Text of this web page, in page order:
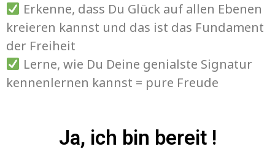
Erkenne, dass Du Glück auf allen Ebenen
kreieren kannst und das ist das Fundament
der Freiheit
Lerne, wie Du Deine genialste Signatur
kennenlernen kannst = pure Freude
Ja, ich bin bereit !